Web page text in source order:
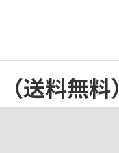
（送料無料）